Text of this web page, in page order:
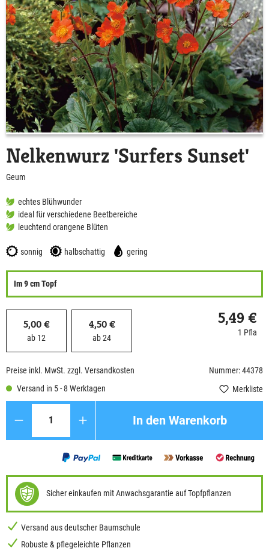
Nelkenwurz 'Surfers Sunset'
Geum
echtes Blühwunder
ideal für verschiedene Beetbereiche
leuchtend orangene Blüten
sonnig halbschattig gering
Im 9 cm Topf
5,00 €
ab 12
4,50 €
ab 24
5,49 €
1 Pfla
Preise inkl. MwSt. zzgl. Versandkosten
Nummer: 44378
Versand in 5 - 8 Werktagen
Merkliste
In den Warenkorb
Sicher einkaufen mit Anwachsgarantie auf Topfpflanzen
Versand aus deutscher Baumschule
Robuste & pflegeleichte Pflanzen